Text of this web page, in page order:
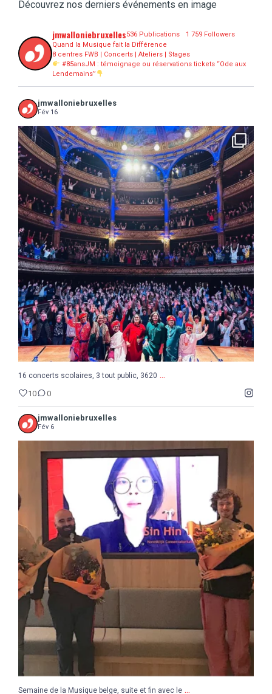
Découvrez nos derniers événements en image
jmwalloniebruxelles536 Publications
1 759 Followers
Quand la Musique fait la Différence
8 centres FWB | Concerts | Ateliers | Stages
#85ansJM : témoignage ou réservations tickets “Ode aux
Lendemains”
jmwalloniebruxelles
Fév 16
16 concerts scolaires, 3 tout public, 3620 ...
10 0
16 concerts scolaires, 3 tout public, 3620 ...
10 0
jmwalloniebruxelles
Fév 6
Semaine de la Musique belge, suite et fin avec le ...
Semaine de la Musique belge, suite et fin avec le ...